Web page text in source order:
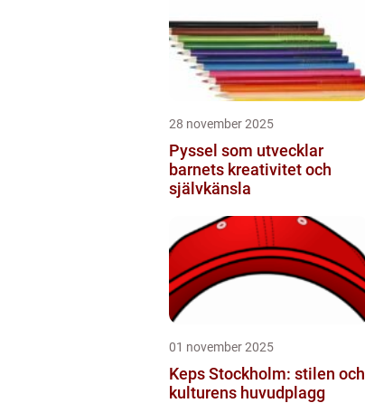
28 november 2025
Pyssel som utvecklar
barnets kreativitet och
självkänsla
01 november 2025
Keps Stockholm: stilen och
kulturens huvudplagg